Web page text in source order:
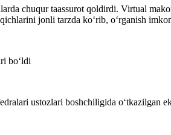
chuqur taassurot qoldirdi. Virtual
jonli tarzda ko‘rib, o‘rganish
bo‘ldi
ustozlari boshchiligida o‘tkazilgan